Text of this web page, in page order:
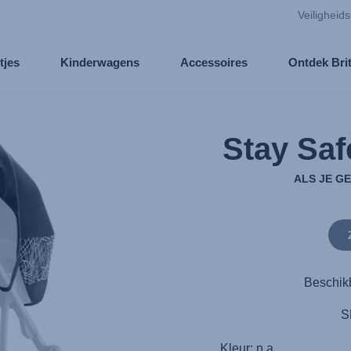
Kinderwagens Accessoires Ontdek
Stay
ALS JE
Kleur: n.a.